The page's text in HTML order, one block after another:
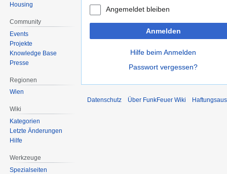
Angemeldet bleiben
Anmelden
Hilfe beim Anmelden
Passwort vergessen?
Housing
Community
Events
Projekte
Knowledge Base
Presse
Regionen
Wien
Wiki
Kategorien
Letzte Änderungen
Hilfe
Werkzeuge
Spezialseiten
Datenschutz Über FunkFeuer Wiki